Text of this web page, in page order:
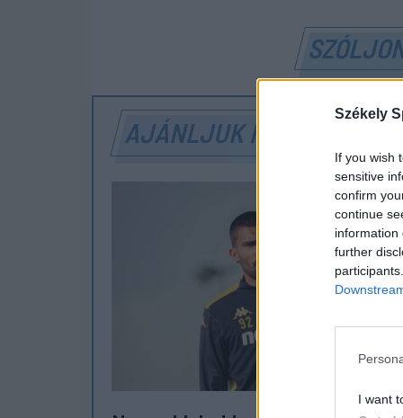
Székely
If you wish
sensitive
confirm
continue
information
further
I want
AJÁNLJUK MÉG